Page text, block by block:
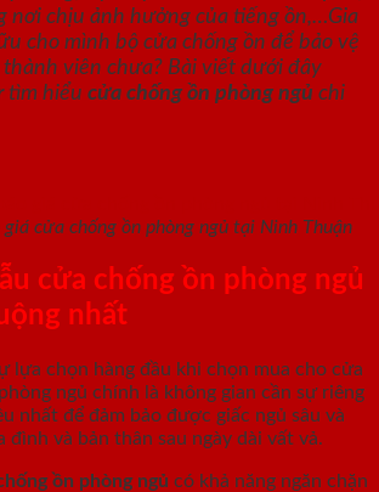
nơi chịu ảnh hưởng của tiếng ồn,…Gia
cho mình bộ cửa chống ồn để bảo vệ
thành viên chưa? Bài viết dưới đây
tìm hiểu cửa chống ồn phòng ngủ chi
giá cửa chống ồn phòng ngủ tại Ninh Thuận
cửa chống ồn phòng ngủ
nhất
lựa chọn hàng đầu khi chọn mua cho cửa
ngủ chính là không gian cần sự riêng
nhất để đảm bảo được giấc ngủ sâu và
đình và bản thân sau ngày dài vất vả.
ồn phòng ngủ có khả năng ngăn chặn